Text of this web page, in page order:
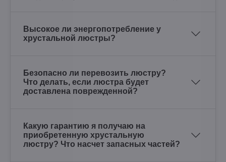
Высокое ли энергопотребление у
хрустальной люстры?
Безопасно ли перевозить люстру?
Что делать, если люстра будет
доставлена поврежденной?
Какую гарантию я получаю на
приобретенную хрустальную
люстру? Что насчет запасных частей?